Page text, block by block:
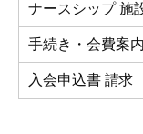
ナースシップ 施
手続き・会費案内
入会申込書 請求